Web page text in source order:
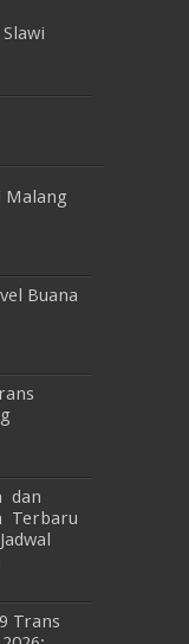
Malang
Buana
dan
Terbaru
Trans